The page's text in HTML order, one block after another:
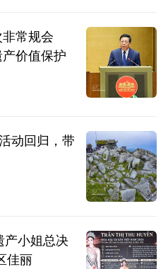
常规会
价值保护
动回归，带
产小姐总决
佳丽